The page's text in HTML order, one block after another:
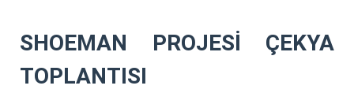
SHOEMAN PROJESİ ÇEKYA
TOPLANTISI